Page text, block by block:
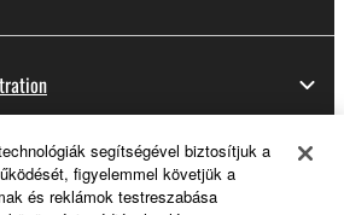
segítségével biztosítjuk a
figyelemmel követjük a
és reklámok testreszabása